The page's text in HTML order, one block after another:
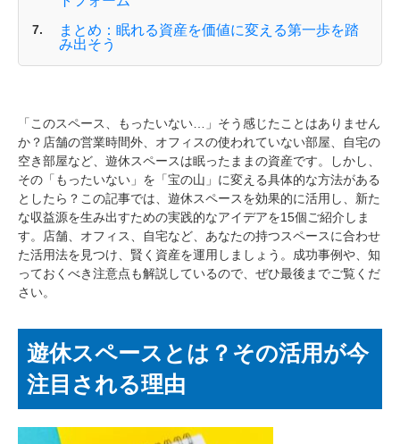
まとめ：眠れる資産を価値に変える第一歩を踏
み出そう
「このスペース、もったいない…」そう感じたことはありません
か？店舗の営業時間外、オフィスの使われていない部屋、自宅の
空き部屋など、遊休スペースは眠ったままの資産です。しかし、
その「もったいない」を「宝の山」に変える具体的な方法がある
としたら？この記事では、遊休スペースを効果的に活用し、新た
な収益源を生み出すための実践的なアイデアを15個ご紹介しま
す。店舗、オフィス、自宅など、あなたの持つスペースに合わせ
た活用法を見つけ、賢く資産を運用しましょう。成功事例や、知
っておくべき注意点も解説しているので、ぜひ最後までご覧くだ
さい。
遊休スペースとは？その活用が今
注目される理由